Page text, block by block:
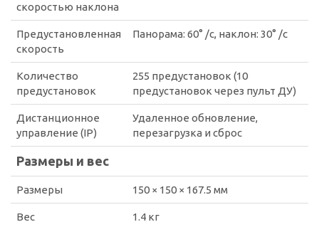
скоростью наклона
Предустановленная
скорость
Панорама: 60° /с, наклон: 30° /с
Количество
предустановок
255 предустановок (10
предустановок через пульт ДУ)
Дистанционное
управление (IP)
Удаленное обновление,
перезагрузка и сброс
Размеры и вес
Размеры 150 × 150 × 167.5 мм
Вес 1.4 кг